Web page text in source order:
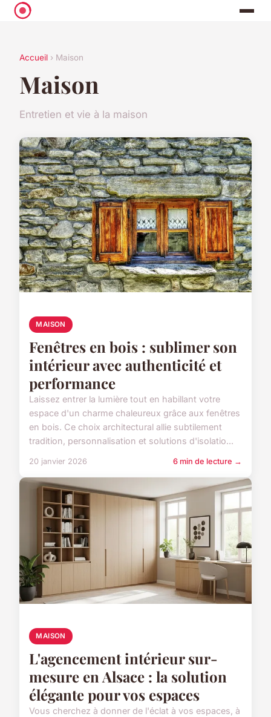
Accueil › Maison
Maison
Entretien et vie à la maison
MAISON
Fenêtres en bois : sublimer son
intérieur avec authenticité et
performance
Laissez entrer la lumière tout en habillant votre
espace d'un charme chaleureux grâce aux fenêtres
en bois. Ce choix architectural allie subtilement
tradition, personnalisation et solutions d'isolatio...
20 janvier 2026 6 min de lecture →
MAISON
L'agencement intérieur sur-
mesure en Alsace : la solution
élégante pour vos espaces
Vous cherchez à donner de l'éclat à vos espaces, à